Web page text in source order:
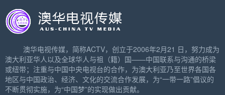
澳华电视传媒，简称ACTV，创立于2006年2月21 日，努力成为
澳大利亚华人以及全球华人与祖（籍）国——中国联系与沟通的桥梁
或纽带；注重与中国中央电视台的合作，为澳大利亚乃至世界各国各
地区与中国政治、经济、文化的交流合作发展，为“一带一路”倡议的
不断贯彻实施，为“中国梦”的实现做出贡献。